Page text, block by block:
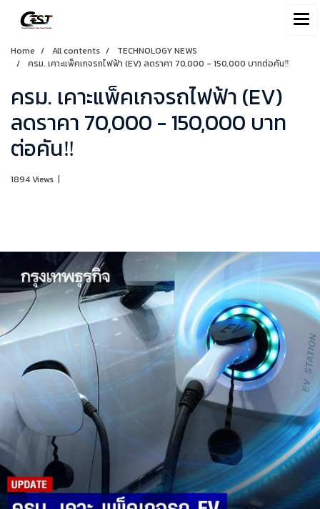
Home All contents
TECHNOLOGY NEWS
ครม. เคาะแพ็คเกจรถไฟฟ้า (EV) ลดราคา 70,000 - 150,000 บาทต่อคัน‼️
ครม. เคาะแพ็คเกจรถไฟฟ้า (EV)
ลดราคา 70,000 - 150,000 บาท
ต่อคัน‼️
1894 Views |